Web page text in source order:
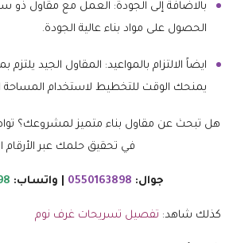
بالاضافة إلى الجودة: العمل مع مقاول
الحصول على مواد بناء عالية الجودة.
ايضاً الالتزام بالمواعيد: المقاول الجيد يلتزم
يمنحك الوقت للتخطيط لاستخدام المساحة
هل تبحث عن مقاول بناء متميز لمشروعك؟
في تحقيق حلمك عبر الأرقام
جوال: 0550163898 | واتساب:
كذلك شاهد: تفصيل تسريحات غرف نوم